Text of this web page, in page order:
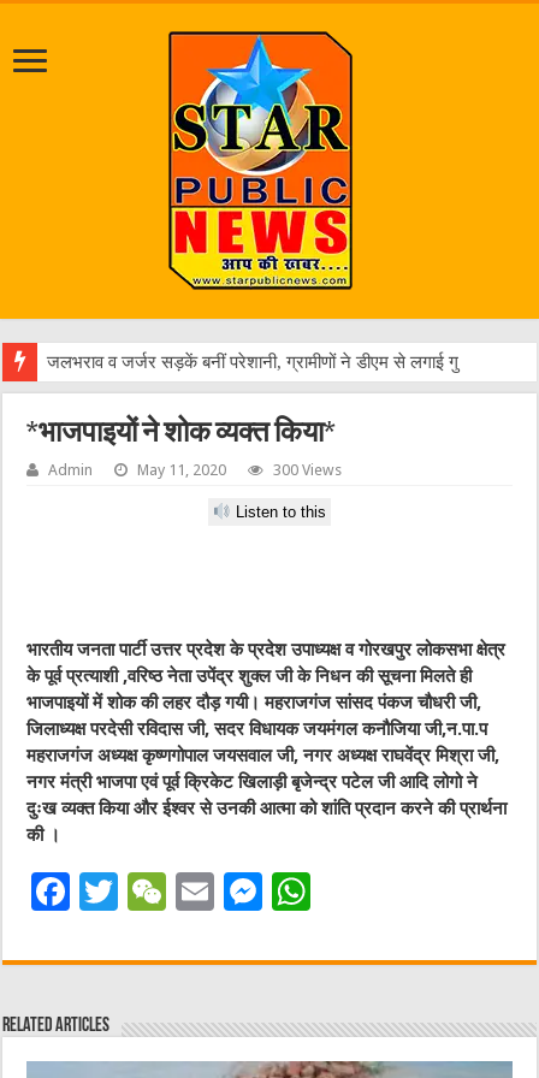
एक
*भाजपाइयों ने शोक व्यक्त किया*
Admin May 11, 2020 300 Views
Listen to this
भारतीय जनता पार्टी उत्तर प्रदेश के प्रदेश उपाध्यक्ष व गोरखपुर लोकसभा क्षेत्र
के पूर्व प्रत्याशी ,वरिष्ठ नेता उपेंद्र शुक्ल जी के निधन की सूचना मिलते ही
भाजपाइयों में शोक की लहर दौड़ गयी। महराजगंज सांसद पंकज चौधरी जी,
जिलाध्यक्ष परदेसी रविदास जी, सदर विधायक जयमंगल कनौजिया जी,न.पा.प
महराजगंज अध्यक्ष कृष्णगोपाल जयसवाल जी, नगर अध्यक्ष राघवेंद्र मिश्रा जी,
नगर मंत्री भाजपा एवं पूर्व क्रिकेट खिलाड़ी बृजेन्द्र पटेल जी आदि लोगो ने
दुःख व्यक्त किया और ईश्वर से उनकी आत्मा को शांति प्रदान करने की प्रार्थना
की ।
F
c
e
b
T
it
r
W
C
at
E
ai
M
ss
n
at
A
Related Articles